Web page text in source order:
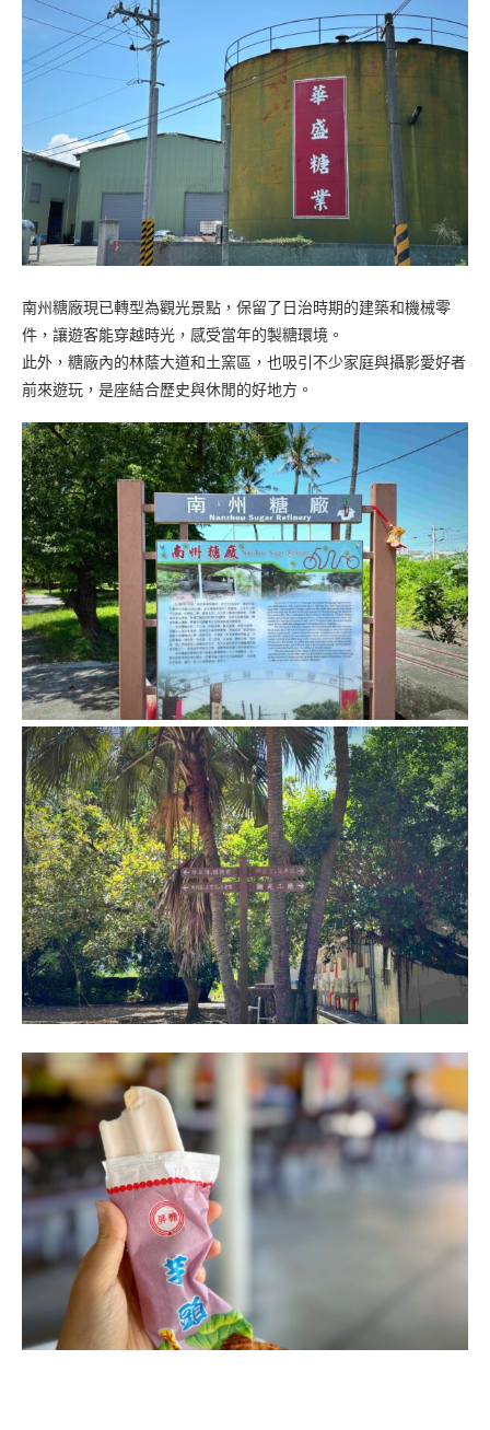
南州糖廠現已轉型為觀光景點，保留了日治時期的建築和機械零
件，讓遊客能穿越時光，感受當年的製糖環境。
此外，糖廠內的林蔭大道和土窯區，也吸引不少家庭與攝影愛好者
前來遊玩，是座結合歷史與休閒的好地方。